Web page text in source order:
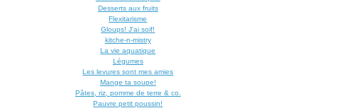
Desserts aux fruits
Flexitarisme
Gloups! J'ai soif!
kitche-n-mistry
La vie aquatique
Légumes
Les levures sont mes amies
Mange ta soupe!
Pâtes, riz, pomme de terre & co.
Pauvre petit poussin!